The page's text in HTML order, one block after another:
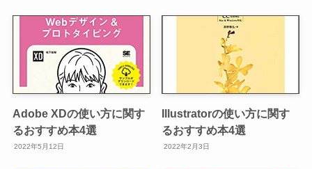
Adobe XDの使い方に関す
るおすすめ本4選
2022年5月12日
Illustratorの使い方に関す
るおすすめ本4選
2022年2月3日